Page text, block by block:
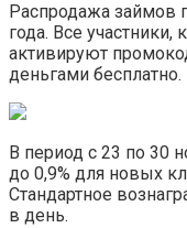
Распродажа займов
года. Все
активируют
деньгами бесплатно.
В период с 23 по 30
до 0,9% для новых
Стандартное
в день.